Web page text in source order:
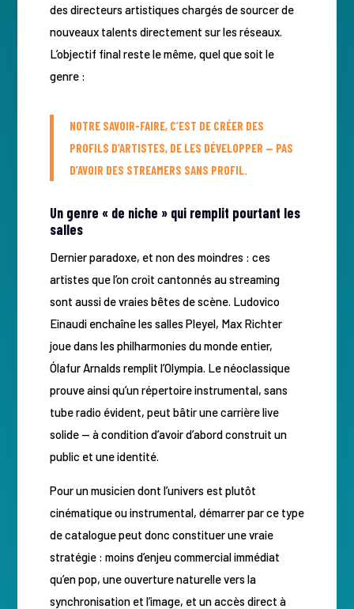
des directeurs artistiques chargés de sourcer de
nouveaux talents directement sur les réseaux.
L’objectif final reste le même, quel que soit le
genre :
NOTRE SAVOIR-FAIRE, C’EST DE CRÉER DES
PROFILS D’ARTISTES, DE LES DÉVELOPPER — PAS
D’AVOIR DES STREAMERS SANS PROFIL.
Un genre « de niche » qui remplit pourtant les
salles
Dernier paradoxe, et non des moindres : ces
artistes que l’on croit cantonnés au streaming
sont aussi de vraies bêtes de scène. Ludovico
Einaudi enchaîne les salles Pleyel, Max Richter
joue dans les philharmonies du monde entier,
Ólafur Arnalds remplit l’Olympia. Le néoclassique
prouve ainsi qu’un répertoire instrumental, sans
tube radio évident, peut bâtir une carrière live
solide — à condition d’avoir d’abord construit un
public et une identité.
Pour un musicien dont l’univers est plutôt
cinématique ou instrumental, démarrer par ce type
de catalogue peut donc constituer une vraie
stratégie : moins d’enjeu commercial immédiat
qu’en pop, une ouverture naturelle vers la
synchronisation et l’image, et un accès direct à